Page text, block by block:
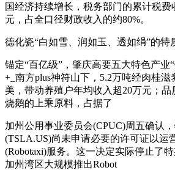
国经济持续增长，税务部门的累计税费
元，占全口径财政收入的约80%。
德化瓷“白如雪、润如玉、透如绢”的特
锚定“百亿级”，肇庆高要五大特色产业
+_南方plus神符山下，5.2万吨经肉桂
美，带动养殖户年均收入超20万元；
烧鹅的上乘原料，占据了
加州公用事业委员会(CPUC)周五确认
(TSLA.US)尚未申请必要的许可证以运
(Robotaxi)服务。这一决定实际停止了
加州湾区大规模推出Robot